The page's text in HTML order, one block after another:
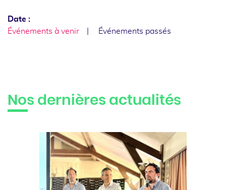
Date :
Événements à venir
Événements passés
Nos dernières actualités